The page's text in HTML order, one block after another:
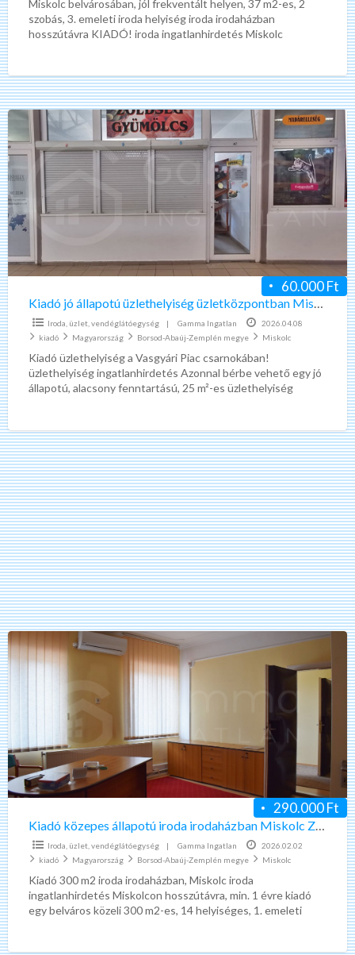
Miskolc belvárosában, jól frekventált helyen, 37 m2-es, 2
szobás, 3. emeleti iroda helyiség iroda irodaházban
hosszútávra KIADÓ! iroda ingatlanhirdetés Miskolc
Kiadó
jó
állapotú
üzlethelyiség
üzletközpontban
Miskolc
Újgyőri
főtér
60.000 Ft
Kiadó jó állapotú üzlethelyiség üzletközpontban Miskolc Újgyőri főtér
Iroda, üzlet, vendéglátóegység | Gamma Ingatlan
2026.04.08
kiadó
Magyarország Borsod-Abaúj-Zemplén megye Miskolc
Kiadó üzlethelyiség a Vasgyári Piac csarnokában!
üzlethelyiség ingatlanhirdetés Azonnal bérbe vehető egy jó
állapotú, alacsony fenntartású, 25 m²-es üzlethelyiség
Kiadó
közepes
állapotú
iroda
irodaházban
Miskolc
Zsolcai
kapu
290.000 Ft
Kiadó közepes állapotú iroda irodaházban Miskolc Zsolcai kapu
Iroda, üzlet, vendéglátóegység | Gamma Ingatlan
2026.02.02
kiadó
Magyarország Borsod-Abaúj-Zemplén megye Miskolc
Kiadó 300 m2 iroda irodaházban, Miskolc iroda
ingatlanhirdetés Miskolcon hosszútávra, min. 1 évre kiadó
egy belváros közeli 300 m2-es, 14 helyiséges, 1. emeleti